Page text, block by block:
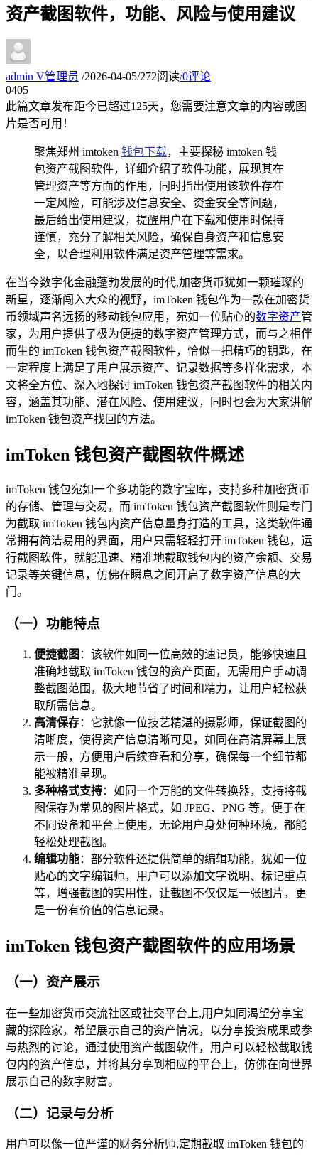
资产截图软件，功能、风险与使用建议
admin V管理员 /2026-04-05/272阅读/0评论
0405
此篇文章发布距今已超过125天，您需要注意文章的内容或图
片是否可用！
聚焦郑州 imtoken 钱包下载，主要探秘 imtoken 钱
包资产截图软件，详细介绍了软件功能，展现其在
管理资产等方面的作用，同时指出使用该软件存在
一定风险，可能涉及信息安全、资金安全等问题，
最后给出使用建议，提醒用户在下载和使用时保持
谨慎，充分了解相关风险，确保自身资产和信息安
全，以合理利用软件满足资产管理等需求。
在当今数字化金融蓬勃发展的时代,加密货币犹如一颗璀璨的
新星，逐渐闯入大众的视野，imToken 钱包作为一款在加密货
币领域声名远扬的移动钱包应用，宛如一位贴心的数字资产管
家，为用户提供了极为便捷的数字资产管理方式，而与之相伴
而生的 imToken 钱包资产截图软件，恰似一把精巧的钥匙，在
一定程度上满足了用户展示资产、记录数据等多样化需求，本
文将全方位、深入地探讨 imToken 钱包资产截图软件的相关内
容，涵盖其功能、潜在风险、使用建议，同时也会为大家讲解
imToken 钱包资产找回的方法。
imToken 钱包资产截图软件概述
imToken 钱包宛如一个多功能的数字宝库，支持多种加密货币
的存储、管理与交易，而 imToken 钱包资产截图软件则是专门
为截取 imToken 钱包内资产信息量身打造的工具，这类软件通
常拥有简洁易用的界面，用户只需轻轻打开 imToken 钱包，运
行截图软件，就能迅速、精准地截取钱包内的资产余额、交易
记录等关键信息，仿佛在瞬息之间开启了数字资产信息的大
门。
（一）功能特点
便捷截图 ：该软件如同一位高效的速记员，能够快速且
准确地截取 imToken 钱包的资产页面，无需用户手动调
整截图范围，极大地节省了时间和精力，让用户轻松获
取所需信息。
高清保存：它就像一位技艺精湛的摄影师，保证截图的
清晰度，使得资产信息清晰可见，如同在高清屏幕上展
示一般，方便用户后续查看和分享，确保每一个细节都
能被精准呈现。
多种格式支持：如同一个万能的文件转换器，支持将截
图保存为常见的图片格式，如 JPEG、PNG 等，便于在
不同设备和平台上使用，无论用户身处何种环境，都能
轻松处理截图。
编辑功能：部分软件还提供简单的编辑功能，犹如一位
贴心的文字编辑师，用户可以添加文字说明、标记重点
等，增强截图的实用性，让截图不仅仅是一张图片，更
是一份有价值的信息记录。
imToken 钱包资产截图软件的应用场景
（一）资产展示
在一些加密货币交流社区或社交平台上,用户如同渴望分享宝
藏的探险家，希望展示自己的资产情况，以分享投资成果或参
与热烈的讨论，通过使用资产截图软件，用户可以轻松截取钱
包内的资产信息，并将其分享到相应的平台上，仿佛在向世界
展示自己的数字财富。
（二）记录与分析
用户可以像一位严谨的财务分析师,定期截取 imToken 钱包的